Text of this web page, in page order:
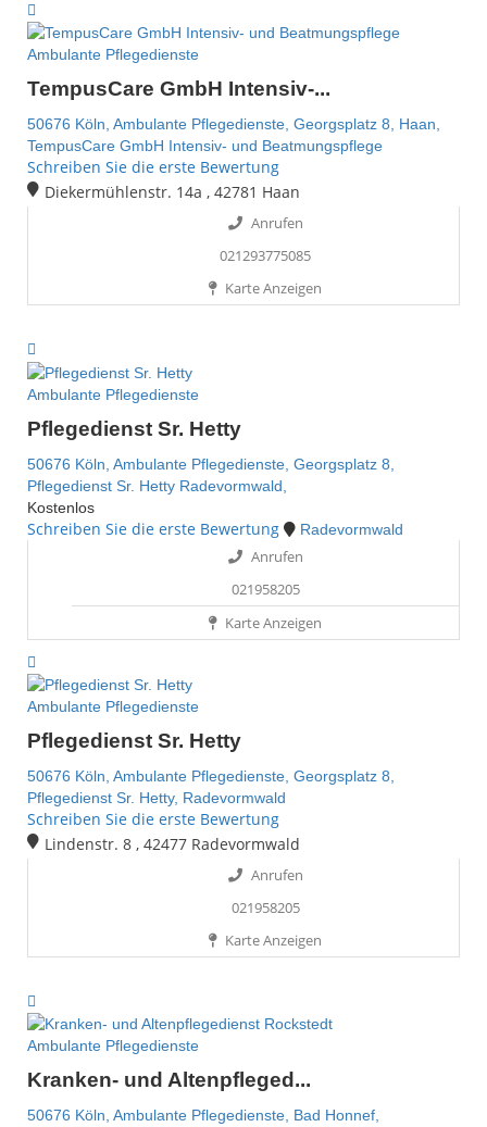
Ambulante Pflegedienste
TempusCare GmbH Intensiv-...
50676 Köln, Ambulante Pflegedienste, Georgsplatz 8, Haan,
TempusCare GmbH Intensiv- und Beatmungspflege
Schreiben Sie die erste Bewertung
Diekermühlenstr. 14a , 42781 Haan
Anrufen
021293775085
Karte Anzeigen
Ambulante Pflegedienste
Pflegedienst Sr. Hetty
50676 Köln, Ambulante Pflegedienste, Georgsplatz 8,
Pflegedienst Sr. Hetty Radevormwald,
Kostenlos
Schreiben Sie die erste Bewertung Radevormwald
Anrufen
021958205
Karte Anzeigen
Ambulante Pflegedienste
Pflegedienst Sr. Hetty
50676 Köln, Ambulante Pflegedienste, Georgsplatz 8,
Pflegedienst Sr. Hetty, Radevormwald
Schreiben Sie die erste Bewertung
Lindenstr. 8 , 42477 Radevormwald
Anrufen
021958205
Karte Anzeigen
Ambulante Pflegedienste
Kranken- und Altenpfleged...
50676 Köln, Ambulante Pflegedienste, Bad Honnef,